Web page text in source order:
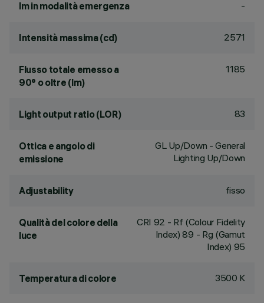
lm in modalità emergenza -
Intensità massima (cd) 2571
Flusso totale emesso a
90° o oltre (lm)
1185
Light output ratio (LOR) 83
Ottica e angolo di
emissione
GL Up/Down - General
Lighting Up/Down
Adjustability fisso
Qualità del colore della
luce
CRI 92 - Rf (Colour Fidelity
Index) 89 - Rg (Gamut
Index) 95
Temperatura di colore 3500 K